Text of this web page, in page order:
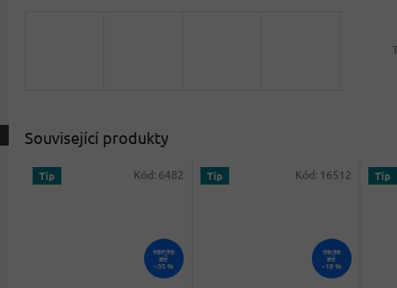
Související produkty
Tip
107,70
Kč
–35 %
Kód: 6482 Tip
59,30
Kč
–18 %
Kód: 16512 Tip